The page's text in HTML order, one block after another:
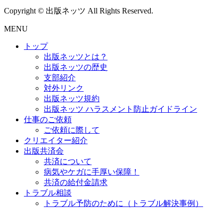
Copyright © 出版ネッツ All Rights Reserved.
MENU
トップ
出版ネッツとは？
出版ネッツの歴史
支部紹介
対外リンク
出版ネッツ規約
出版ネッツ ハラスメント防止ガイドライン
仕事のご依頼
ご依頼に際して
クリエイター紹介
出版共済会
共済について
病気やケガに手厚い保障！
共済の給付金請求
トラブル相談
トラブル予防のために（トラブル解決事例）